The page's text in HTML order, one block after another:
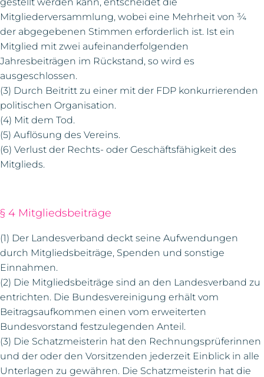
Mitgliederversammlung, wobei eine Mehrheit von ¾
der abgegebenen Stimmen erforderlich ist. Ist ein
Mitglied mit zwei aufeinanderfolgenden
Jahresbeiträgen im Rückstand, so wird es
ausgeschlossen.
(3) Durch Beitritt zu einer mit der FDP konkurrierenden
politischen Organisation.
(4) Mit dem Tod.
(5) Auflösung des Vereins.
(6) Verlust der Rechts- oder Geschäftsfähigkeit des
Mitglieds.
§ 4 Mitgliedsbeiträge
(1) Der Landesverband deckt seine Aufwendungen
durch Mitgliedsbeiträge, Spenden und sonstige
Einnahmen.
(2) Die Mitgliedsbeiträge sind an den Landesverband zu
entrichten. Die Bundesvereinigung erhält vom
Beitragsaufkommen einen vom erweiterten
Bundesvorstand festzulegenden Anteil.
(3) Die Schatzmeisterin hat den Rechnungsprüferinnen
und der oder den Vorsitzenden jederzeit Einblick in alle
Unterlagen zu gewähren. Die Schatzmeisterin hat die